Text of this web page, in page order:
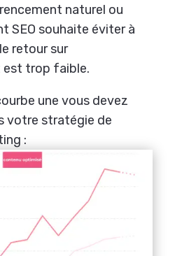
naturel ou
SEO souhaite éviter à
retour sur
est trop faible.
une vous devez
votre stratégie de
: